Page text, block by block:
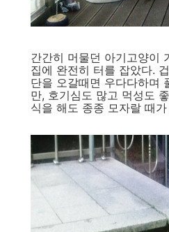
간간히 머물던 아기고양이
집에 완전히 터를 잡았다.
단을 오갈때면 우다다하며
만, 호기심도 많고 먹성도
식을 해도 종종 모자랄 때